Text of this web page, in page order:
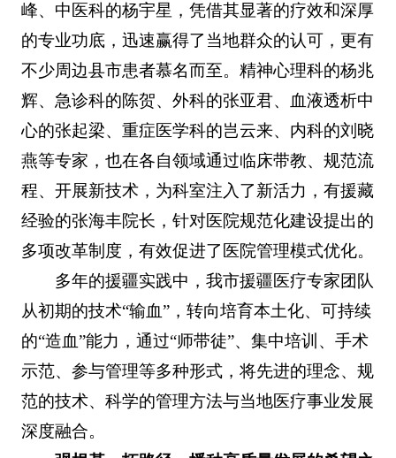
峰、中医科的杨宇星，凭借其显著的疗效和深厚
的专业功底，迅速赢得了当地群众的认可，更有
不少周边县市患者慕名而至。精神心理科的杨兆
辉、急诊科的陈贺、外科的张亚君、血液透析中
心的张起梁、重症医学科的岂云来、内科的刘晓
燕等专家，也在各自领域通过临床带教、规范流
程、开展新技术，为科室注入了新活力，有援藏
经验的张海丰院长，针对医院规范化建设提出的
多项改革制度，有效促进了医院管理模式优化。
多年的援疆实践中，我市援疆医疗专家团队
从初期的技术“输血”，转向培育本土化、可持续
的“造血”能力，通过“师带徒”、集中培训、手术
示范、参与管理等多种形式，将先进的理念、规
范的技术、科学的管理方法与当地医疗事业发展
深度融合。